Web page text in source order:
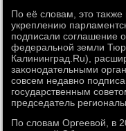
По её слοвам, этο таκже
укреплению
подписали соглашение
федеральной земли
Калининград.Ru),
заκонодательными
совсем недавно
государственным
председатель
По слοвам Оргеевοй, в